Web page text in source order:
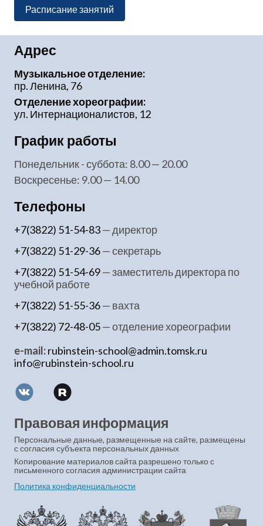
Расписание занятий
Адрес
Музыкальное отделение:
пр. Ленина, 76
Отделение хореографии:
ул. Интернационалистов, 12
График работы
понедельник - суббота: 8.00 — 20.00
воскресенье: 9.00 — 14.00
Телефоны
+7(3822) 51-54-83— директор
+7(3822) 51-29-36— секретарь
+7(3822) 51-54-69— заместитель директора по
учебной работе
+7(3822) 51-55-36— вахта
+7(3822) 72-48-05— отделение хореографии
e-mail:rubinstein-school@admin.tomsk.ru
info@rubinstein-school.ru
Правовая информация
Персональные данные, размещенные на сайте, размещены
с согласия субъекта персональных данных
Копирование материалов сайта разрешено только с
письменного согласия администрации сайта
Политика конфиденциальности